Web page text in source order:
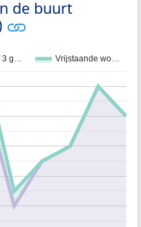
de buurt
3 g… Vrijstaande wo…